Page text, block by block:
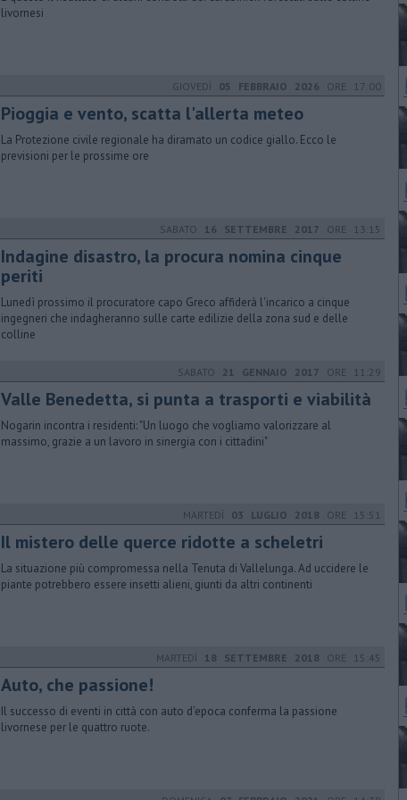
livornesi
GIOVEDÌ 05 FEBBRAIO 2026 ORE 17:00
Pioggia e vento, scatta l'allerta meteo
La Protezione civile regionale ha diramato un codice giallo. Ecco le
previsioni per le prossime ore
SABATO 16 SETTEMBRE 2017 ORE 13:15
Indagine disastro, la procura nomina cinque
periti
Lunedì prossimo il procuratore capo Greco affiderà l'incarico a cinque
ingegneri che indagheranno sulle carte edilizie della zona sud e delle
colline
SABATO 21 GENNAIO 2017 ORE 11:29
Valle Benedetta, si punta a trasporti e viabilità
Nogarin incontra i residenti: "Un luogo che vogliamo valorizzare al
massimo, grazie a un lavoro in sinergia con i cittadini"
MARTEDÌ 03 LUGLIO 2018 ORE 15:51
Il mistero delle querce ridotte a scheletri
La situazione più compromessa nella Tenuta di Vallelunga. Ad uccidere le
piante potrebbero essere insetti alieni, giunti da altri continenti
MARTEDÌ 18 SETTEMBRE 2018 ORE 15:45
Auto, che passione!
Il successo di eventi in città con auto d'epoca conferma la passione
livornese per le quattro ruote.